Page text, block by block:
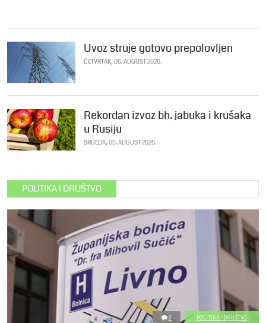
Uvoz struje gotovo prepolovljen
ČETVRTAK, 06. AUGUST 2026.
Rekordan izvoz bh. jabuka i krušaka
u Rusiju
SRIJEDA, 05. AUGUST 2026.
POLITIKA I DRUŠTVO
0 POLITIKA I DRUŠTVO